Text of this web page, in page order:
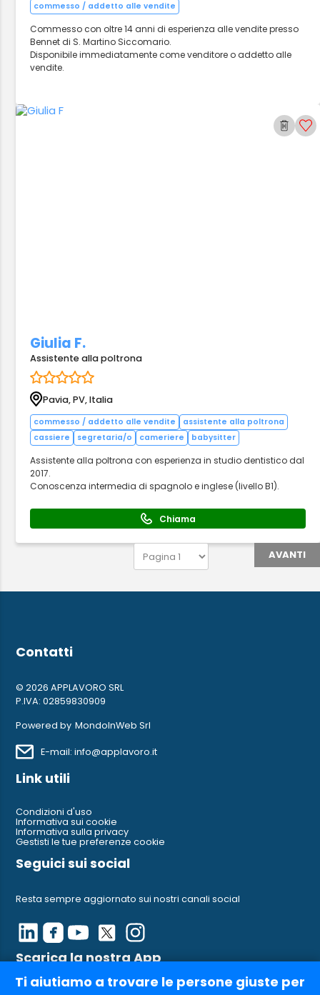
commesso / addetto alle vendite
Commesso con oltre 14 anni di esperienza alle vendite presso
Bennet di S. Martino Siccomario.
Disponibile immediatamente come venditore o addetto alle
vendite.
Giulia F.
Assistente alla poltrona
Pavia, PV, Italia
commesso / addetto alle vendite
assistente alla poltrona
cassiere
segretaria/o cameriere babysitter
Assistente alla poltrona con esperienza in studio dentistico dal
2017.
Conoscenza intermedia di spagnolo e inglese (livello B1).
Chiama
AVANTI
Ti aiutiamo a trovare le persone giuste per
Contatti
© 2026 APPLAVORO SRL
P.IVA: 02859830909
Powered by MondoInWeb Srl
E-mail: info@applavoro.it
Link utili
Condizioni d'uso
Informativa sui cookie
Informativa sulla privacy
Gestisti le tue preferenze cookie
Seguici sui social
Resta sempre aggiornato sui nostri canali social
Scarica la nostra App